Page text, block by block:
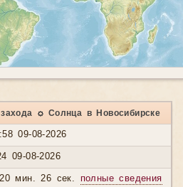
☼ Солнца в Новосибирске
09-08-2026
09-08-2026
мин. 26 сек. полные сведения